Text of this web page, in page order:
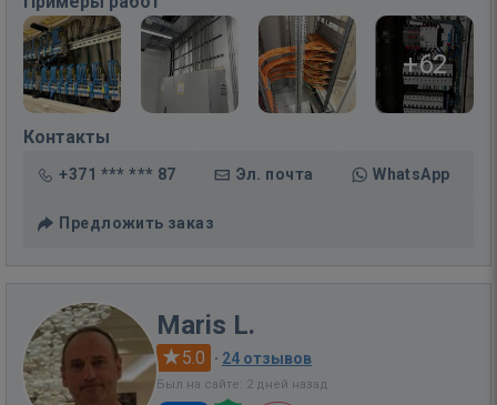
+62
Контакты
+371 *** *** 87 Эл. почта WhatsApp
Предложить заказ
Maris L.
5.0 · 24 отзывов
Был на сайте: 2 дней назад